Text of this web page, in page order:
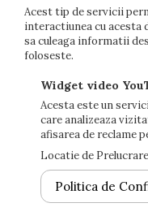
Acest tip de servicii
interactiunea cu
sa culeaga informatii
foloseste.
Widget video
Acesta este un
care analizeaza
afisarea de reclame
Locatie de
Politica de